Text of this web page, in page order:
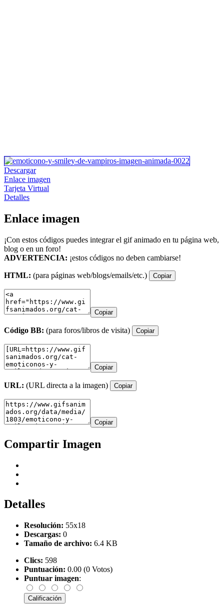
Descargar
Enlace imagen
Tarjeta Virtual
Detalles
Enlace imagen
¡Con estos códigos puedes integrar el gif animado en tu página web,
blog o en un foro!
ADVERTENCIA: ¡estos códigos no deben cambiarse!
HTML: (para páginas web/blogs/emails/etc.) Copiar
Copiar
Código BB: (para foros/libros de visita) Copiar
Copiar
URL: (URL directa a la imagen) Copiar
Copiar
Compartir Imagen
Detalles
Resolución: 55x18
Descargas: 0
Tamaño de archivo: 6.4 KB
Clics: 598
Puntuación: 0.00 (0 Votos)
Puntuar imagen: